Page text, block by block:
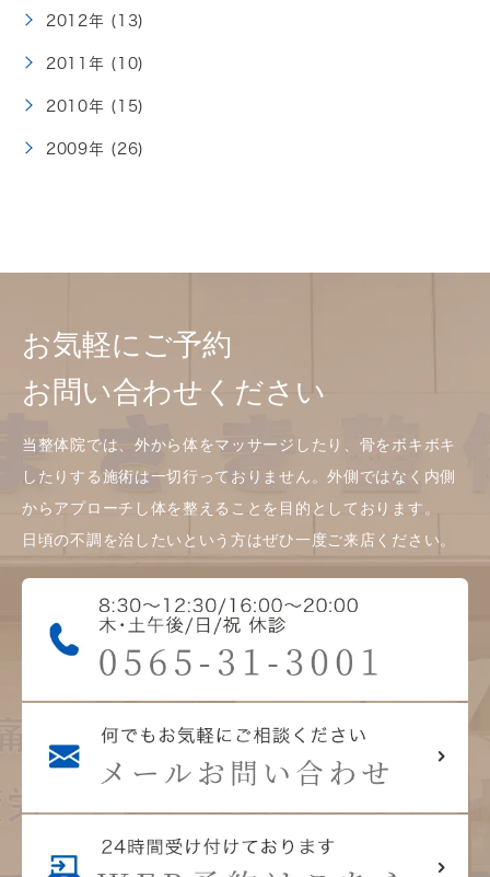
2012年 (13)
2011年 (10)
2010年 (15)
2009年 (26)
お気軽にご予約
お問い合わせください
当整体院では、外から体をマッサージしたり、骨をボキボキ
したりする施術は一切行っておりません。外側ではなく内側
からアプローチし体を整えることを目的としております。
日頃の不調を治したいという方はぜひ一度ご来店ください。